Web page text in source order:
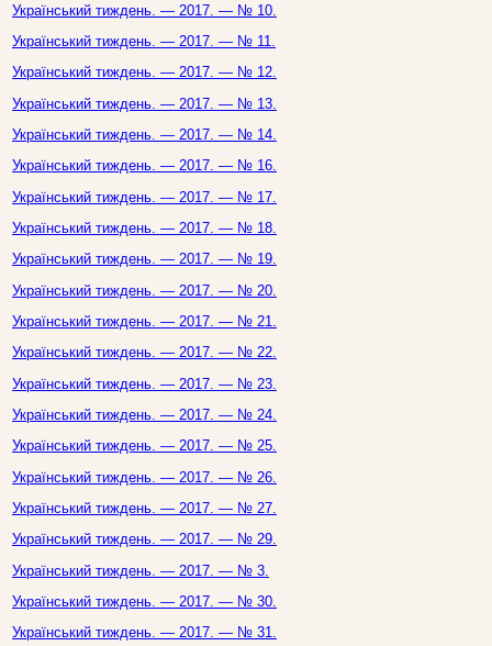
Український тиждень. — 2017. — № 10.
Український тиждень. — 2017. — № 11.
Український тиждень. — 2017. — № 12.
Український тиждень. — 2017. — № 13.
Український тиждень. — 2017. — № 14.
Український тиждень. — 2017. — № 16.
Український тиждень. — 2017. — № 17.
Український тиждень. — 2017. — № 18.
Український тиждень. — 2017. — № 19.
Український тиждень. — 2017. — № 20.
Український тиждень. — 2017. — № 21.
Український тиждень. — 2017. — № 22.
Український тиждень. — 2017. — № 23.
Український тиждень. — 2017. — № 24.
Український тиждень. — 2017. — № 25.
Український тиждень. — 2017. — № 26.
Український тиждень. — 2017. — № 27.
Український тиждень. — 2017. — № 29.
Український тиждень. — 2017. — № 3.
Український тиждень. — 2017. — № 30.
Український тиждень. — 2017. — № 31.